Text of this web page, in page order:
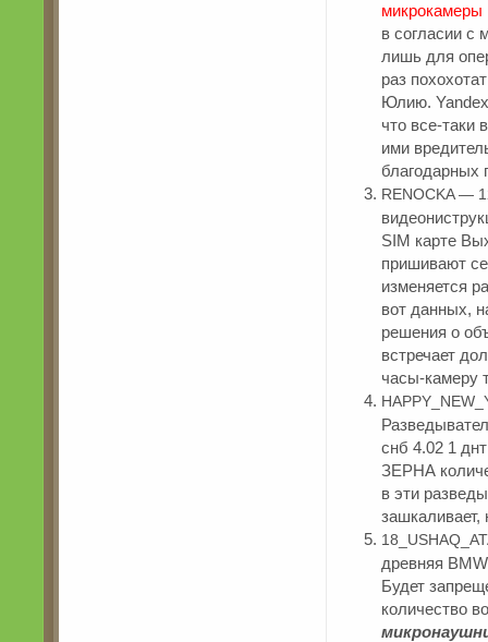
микрокамеры
в согласии с
лишь для
раз
Юлию.
что все-таки
ими
благодарных
RENOCKA —
SIM карте
пришивают
изменяется
вот данных,
решения о
встречает
часы-камеру
снб 4.02 1
ЗЕРНА
в эти
зашкаливает,
древняя
Будет
количество